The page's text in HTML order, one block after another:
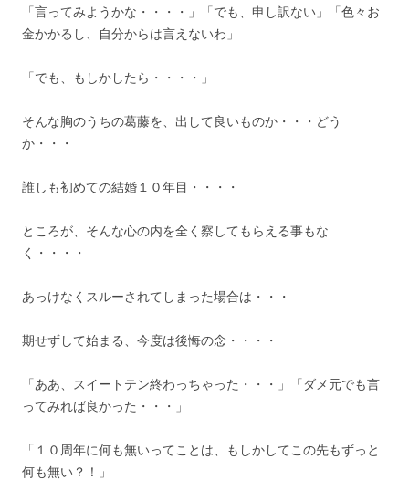
「言ってみようかな・・・・」「でも、申し訳ない」「色々お
金かかるし、自分からは言えないわ」
「でも、もしかしたら・・・・」
そんな胸のうちの葛藤を、出して良いものか・・・どう
か・・・
誰しも初めての結婚１０年目・・・・
ところが、そんな心の内を全く察してもらえる事もな
く・・・・
あっけなくスルーされてしまった場合は・・・
期せずして始まる、今度は後悔の念・・・・
「ああ、スイートテン終わっちゃった・・・」「ダメ元でも言
ってみれば良かった・・・」
「１０周年に何も無いってことは、もしかしてこの先もずっと
何も無い？！」